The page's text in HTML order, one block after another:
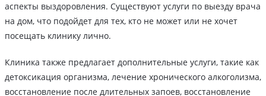
аспекты выздоровления. Существуют услуги по выезду врача
на дом, что подойдет для тех, кто не может или не хочет
посещать клинику лично.
Клиника также предлагает дополнительные услуги, такие как
детоксикация организма, лечение хронического алкоголизма,
восстановление после длительных запоев, восстановление